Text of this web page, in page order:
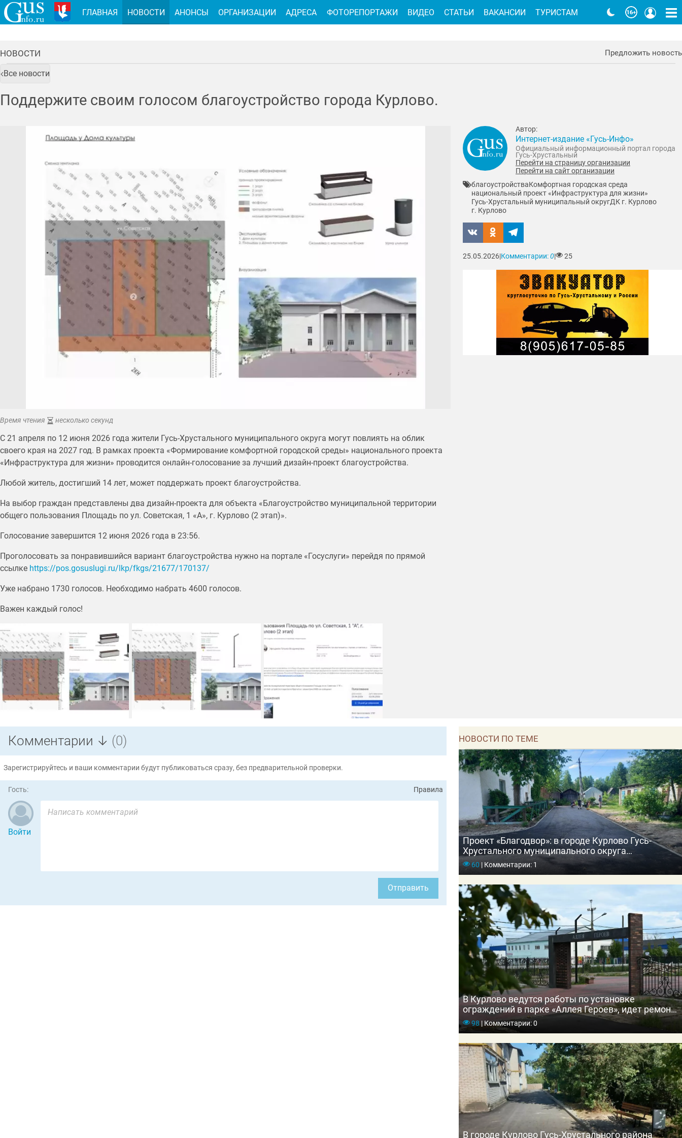
НОВОСТИ Предложить новость
Все новости
Поддержите своим голосом благоустройство города Курлово.
Время чтения несколько секунд
С 21 апреля по 12 июня 2026 года жители Гусь-Хрустального муниципального округа могут повлиять на облик
своего края на 2027 год. В рамках проекта «Формирование комфортной городской среды» национального проекта
«Инфраструктура для жизни» проводится онлайн-голосование за лучший дизайн-проект благоустройства.
Любой житель, достигший 14 лет, может поддержать проект благоустройства.
На выбор граждан представлены два дизайн-проекта для объекта «Благоустройство муниципальной территории
общего пользования Площадь по ул. Советская, 1 «А», г. Курлово (2 этап)».
Голосование завершится 12 июня 2026 года в 23:56.
Проголосовать за понравившийся вариант благоустройства нужно на портале «Госуслуги» перейдя по прямой
ссылке https://pos.gosuslugi.ru/lkp/fkgs/21677/170137/
Уже набрано 1730 голосов. Необходимо набрать 4600 голосов.
Важен каждый голос!
Автор:
Интернет-издание «Гусь-Инфо»
Официальный информационный портал города
Гусь-Хрустальный
Перейти на страницу организации
Перейти на сайт организации
благоустройстваКомфортная городская среда
национальный проект «Инфраструктура для жизни»
Гусь-Хрустальный муниципальный округДК г. Курлово
г. Курлово
25.05.2026|Комментарии:0| 25
Комментарии ↓ (0)
Зарегистрируйтесь и ваши комментарии будут публиковаться сразу, без предварительной проверки.
Гость: Правила
Войти
Отправить
НОВОСТИ ПО ТЕМЕ
Проект «Благодвор»: в городе Курлово Гусь-
Хрустального муниципального округа
завершаются работы на пяти придомовых
территориях
60 |Комментарии: 1
В Курлово ведутся работы по установке
ограждений в парке «Аллея Героев», идет ремонт
фасада дома культуры
98 |Комментарии: 0
В городе Курлово Гусь-Хрустального района
ГЛАВНАЯ НОВОСТИ АНОНСЫ ОРГАНИЗАЦИИ АДРЕСА ФОТОРЕПОРТАЖИ ВИДЕО СТАТЬИ ВАКАНСИИ ТУРИСТАМ